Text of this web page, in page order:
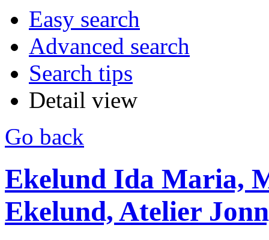
Easy search
Advanced search
Search tips
Detail view
Go back
Ekelund Ida Maria,
Ekelund, Atelier